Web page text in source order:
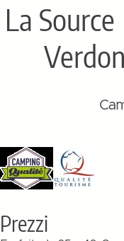
La Source
Prezzi